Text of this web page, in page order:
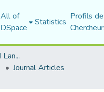
All of
DSpace Statistics Profils
Faculty of Letters and Languages
Journal Articles